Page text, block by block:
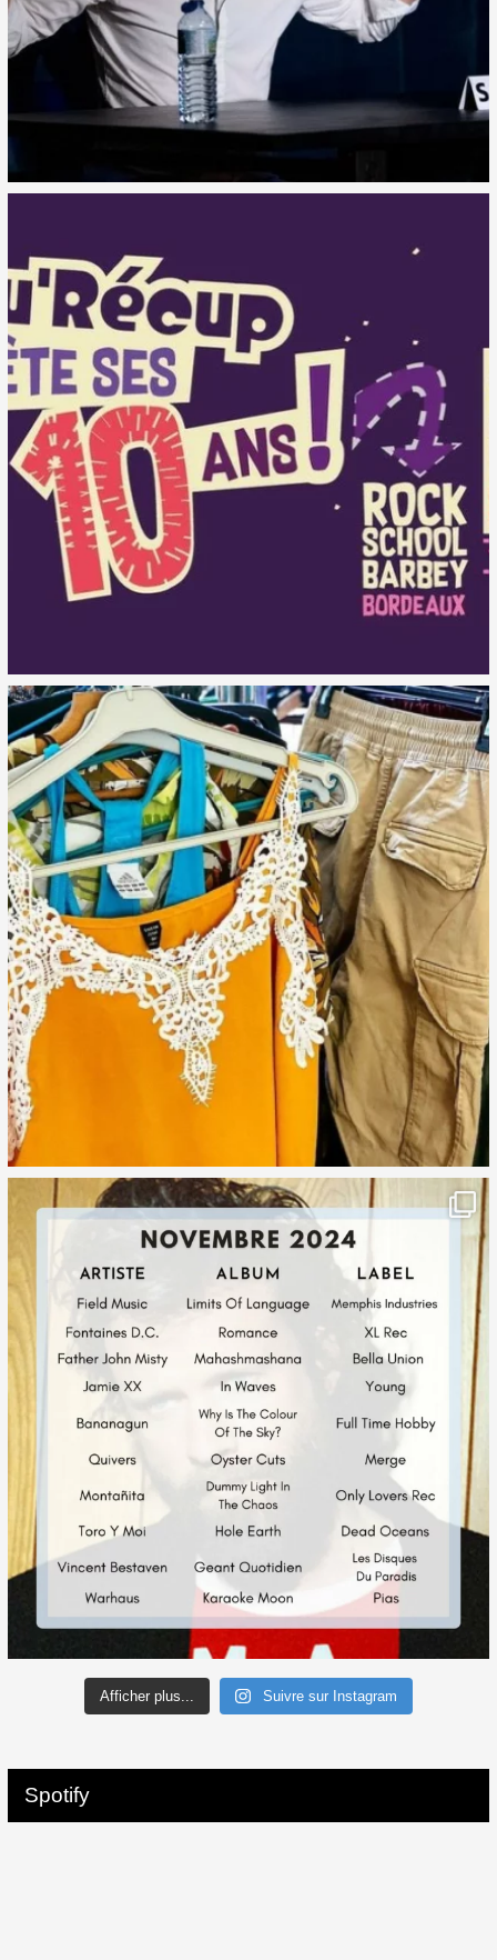
Afficher plus... Suivre sur Instagram
Spotify